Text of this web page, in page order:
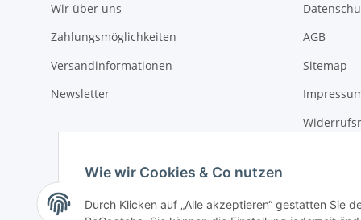
Wir über uns
Zahlungsmöglichkeiten
Versandinformationen
Newsletter
AGB
Sitemap
Wie wir Cookies & Co nutzen
Durch Klicken auf „Alle akzeptieren“ gestatten Sie